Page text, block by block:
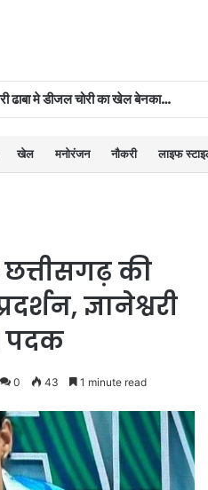
नेशनल हाईवे पर संजय बाके बिहारी ढाबा मे डीजल चोरी का खेल बेनकाब, पुलिस की कार्रवाई से मचा हड़कंप
खेल मनोरंजन नौकरी लाइफ
की
ज्ञानेश्वरी
पदक
0 43 1 minute read